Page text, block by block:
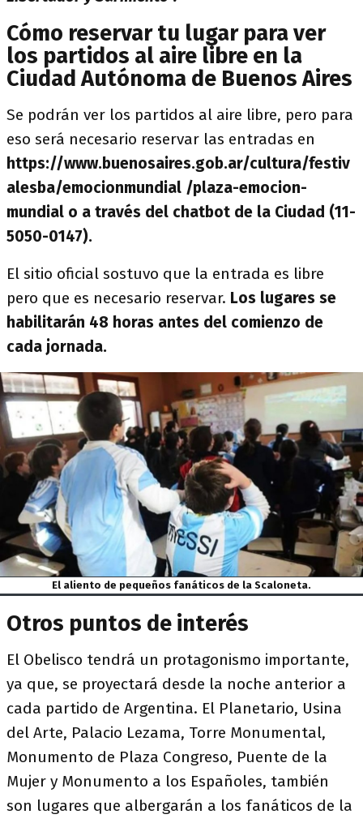
Cómo reservar tu lugar para ver
los partidos al aire libre en la
Ciudad Autónoma de Buenos Aires
Se podrán ver los partidos al aire libre, pero para
eso será necesario reservar las entradas en
https://www.buenosaires.gob.ar/cultura/festiv
alesba/emocionmundial /plaza-emocion-
mundial o a través del chatbot de la Ciudad (11-
5050-0147).
El sitio oficial sostuvo que la entrada es libre
pero que es necesario reservar. Los lugares se
habilitarán 48 horas antes del comienzo de
cada jornada.
El aliento de pequeños fanáticos de la Scaloneta.
Otros puntos de interés
El Obelisco tendrá un protagonismo importante,
ya que, se proyectará desde la noche anterior a
cada partido de Argentina. El Planetario, Usina
del Arte, Palacio Lezama, Torre Monumental,
Monumento de Plaza Congreso, Puente de la
Mujer y Monumento a los Españoles, también
son lugares que albergarán a los fanáticos de la